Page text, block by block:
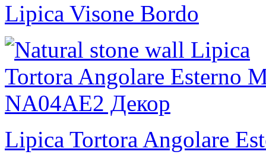
Lipica Visone Bordo
Lipica Tortora Angolare